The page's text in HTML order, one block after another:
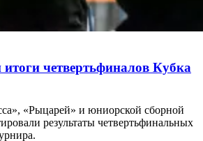
четвертьфиналов Кубка
«Рыцарей» и юниорской сборной
результаты четвертьфинальных